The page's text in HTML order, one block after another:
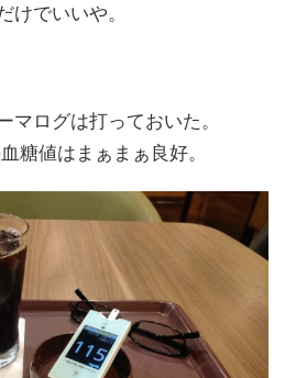
けでいいや。
マログは打っておいた。
糖値はまぁまぁ良好。